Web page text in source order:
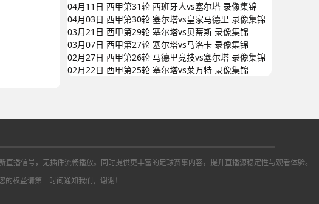
04月11日 西甲第31轮 西班牙人vs塞尔塔 录像集锦
04月03日 西甲第30轮 塞尔塔vs皇家马德里 录像集锦
03月21日 西甲第29轮 塞尔塔vs贝蒂斯 录像集锦
03月07日 西甲第27轮 塞尔塔vs马洛卡 录像集锦
02月27日 西甲第26轮 马德里竞技vs塞尔塔 录像集锦
02月22日 西甲第25轮 塞尔塔vs莱万特 录像集锦
播信号，无插件流畅播放。同时提供更丰富的足球赛事内容，提升直播源稳定性与观看体验。
权益请第一时间通知我们，谢谢！